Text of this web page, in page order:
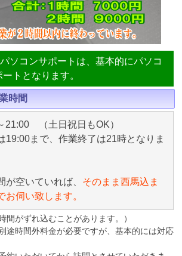
ソコンサポートは、基本的にパソコ
トとなります。
時間
21:00 （土日祝日もOK）
19:00まで、作業終了は21時となりま
が空いていれば、 そのまま西馬込ま
お伺い致します。
間がずれ込むことがあります。）
途時間外料金が必要ですが、基本的には対応